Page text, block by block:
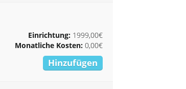
Einrichtung:1999,00€
Monatliche Kosten:0,00€
Hinzufügen